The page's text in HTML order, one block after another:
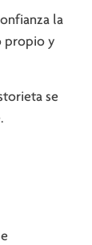
la
propio y
se